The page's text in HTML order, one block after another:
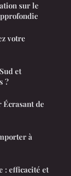
sur le
votre
et
?
de
à
: efficacité et